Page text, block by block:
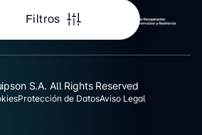
Filtros
S.A. All Rights Reserved
Protección de DatosAviso Legal